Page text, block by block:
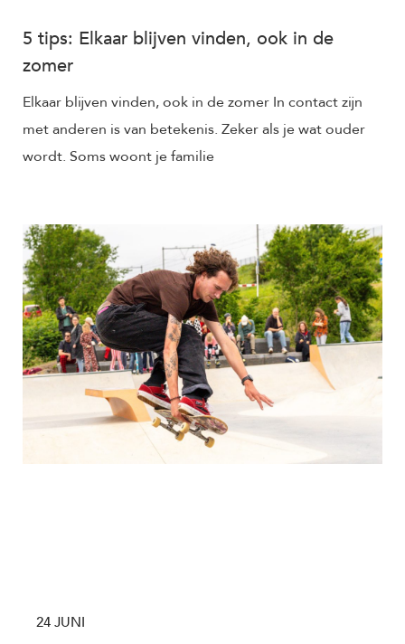
5 tips: Elkaar blijven vinden, ook in de
zomer
Elkaar blijven vinden, ook in de zomer In contact zijn
met anderen is van betekenis. Zeker als je wat ouder
wordt. Soms woont je familie
24 JUNI